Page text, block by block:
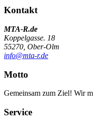
Kontakt
MTA-R.de
Koppelgasse. 18
55270, Ober-Olm
info@mta-r.de
Motto
Gemeinsam zum Ziel! Wir
Service